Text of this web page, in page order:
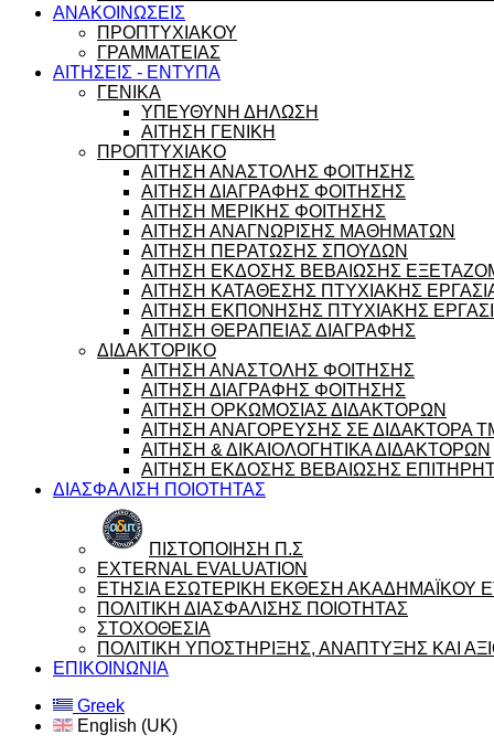
ΑΝΑΚΟΙΝΩΣΕΙΣ
ΠΡΟΠΤΥΧΙΑΚΟΥ
ΓΡΑΜΜΑΤΕΙΑΣ
ΑΙΤΗΣΕΙΣ - ΕΝΤΥΠΑ
ΓΕΝΙΚΑ
ΥΠΕΥΘΥΝΗ ΔΗΛΩΣΗ
ΑΙΤΗΣΗ ΓΕΝΙΚΗ
ΠΡΟΠΤΥΧΙΑΚΟ
ΑΙΤΗΣΗ ΑΝΑΣΤΟΛΗΣ ΦΟΙΤΗΣΗΣ
ΑΙΤΗΣΗ ΔΙΑΓΡΑΦΗΣ ΦΟΙΤΗΣΗΣ
ΑΙΤΗΣΗ ΜΕΡΙΚΗΣ ΦΟΙΤΗΣΗΣ
ΑΙΤΗΣΗ ΑΝΑΓΝΩΡΙΣΗΣ ΜΑΘΗΜΑΤΩΝ
ΑΙΤΗΣΗ ΠΕΡΑΤΩΣΗΣ ΣΠΟΥΔΩΝ
ΑΙΤΗΣΗ ΕΚΔΟΣΗΣ ΒΕΒΑΙΩΣΗΣ
ΑΙΤΗΣΗ ΚΑΤΑΘΕΣΗΣ ΠΤΥΧΙΑΚΗΣ
ΑΙΤΗΣΗ ΕΚΠΟΝΗΣΗΣ ΠΤΥΧΙΑΚΗΣ
ΑΙΤΗΣΗ ΘΕΡΑΠΕΙΑΣ ΔΙΑΓΡΑΦΗΣ
ΔΙΔΑΚΤΟΡΙΚΟ
ΑΙΤΗΣΗ ΑΝΑΣΤΟΛΗΣ ΦΟΙΤΗΣΗΣ
ΑΙΤΗΣΗ ΔΙΑΓΡΑΦΗΣ ΦΟΙΤΗΣΗΣ
ΑΙΤΗΣΗ ΟΡΚΩΜΟΣΙΑΣ ΔΙΔΑΚΤΟΡΩΝ
ΑΙΤΗΣΗ ΑΝΑΓΟΡΕΥΣΗΣ ΣΕ ΔΙΔΑΚΤΟΡΑ
ΑΙΤΗΣΗ & ΔΙΚΑΙΟΛΟΓΗΤΙΚΑ ΔΙΔΑΚΤΟΡΩΝ
ΑΙΤΗΣΗ ΕΚΔΟΣΗΣ ΒΕΒΑΙΩΣΗΣ
ΔΙΑΣΦΑΛΙΣΗ ΠΟΙΟΤΗΤΑΣ
ΠΙΣΤΟΠΟΙΗΣΗ Π.Σ
EXTERNAL EVALUATION
ΕΤΗΣΙΑ ΕΣΩΤΕΡΙΚΗ ΕΚΘΕΣΗ ΑΚΑΔΗΜΑΪΚΟΥ
ΠΟΛΙΤΙΚΗ ΔΙΑΣΦΑΛΙΣΗΣ ΠΟΙΟΤΗΤΑΣ
ΣΤΟΧΟΘΕΣΙΑ
ΠΟΛΙΤΙΚΗ ΥΠΟΣΤΗΡΙΞΗΣ, ΑΝΑΠΤΥΞΗΣ ΚΑΙ
ΕΠΙΚΟΙΝΩΝΙΑ
Greek
English (UK)